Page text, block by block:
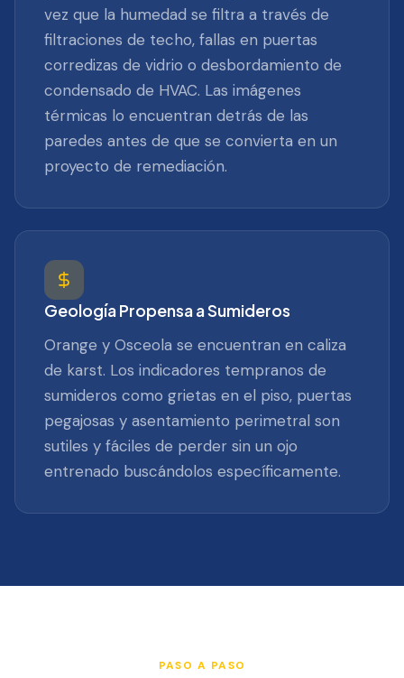
vez que la humedad se filtra a través de
filtraciones de techo, fallas en puertas
corredizas de vidrio o desbordamiento de
condensado de HVAC. Las imágenes
térmicas lo encuentran detrás de las
paredes antes de que se convierta en un
proyecto de remediación.
Geología Propensa a Sumideros
Orange y Osceola se encuentran en caliza
de karst. Los indicadores tempranos de
sumideros como grietas en el piso, puertas
pegajosas y asentamiento perimetral son
sutiles y fáciles de perder sin un ojo
entrenado buscándolos específicamente.
PASO A PASO